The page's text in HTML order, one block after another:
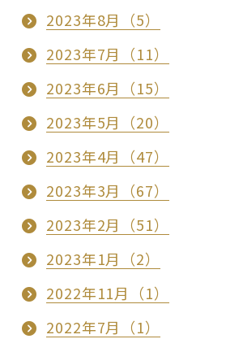
2023年8月（5）
2023年7月（11）
2023年6月（15）
2023年5月（20）
2023年4月（47）
2023年3月（67）
2023年2月（51）
2023年1月（2）
2022年11月（1）
2022年7月（1）